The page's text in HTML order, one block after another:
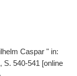
Caspar " in:
S. 540-541 [online